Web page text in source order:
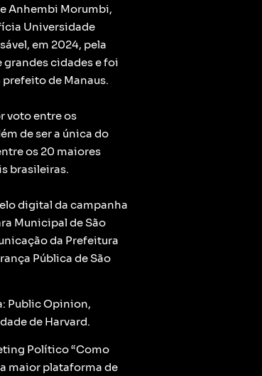
Anhembi Morumbi,
Universidade
em 2024, pela
cidades e foi
de Manaus.
voto entre os
de ser a única do
os 20 maiores
brasileiras.
digital da campanha
Municipal de São
da Prefeitura
Pública de São
Public Opinion,
de Harvard.
Político “Como
maior plataforma de